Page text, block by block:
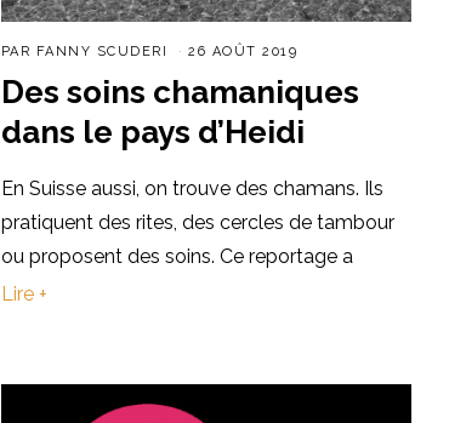
PAR FANNY SCUDERI 26 AOÛT 2019
Des soins chamaniques
dans le pays d’Heidi
En Suisse aussi, on trouve des chamans. Ils
pratiquent des rites, des cercles de tambour
ou proposent des soins. Ce reportage a
Lire +